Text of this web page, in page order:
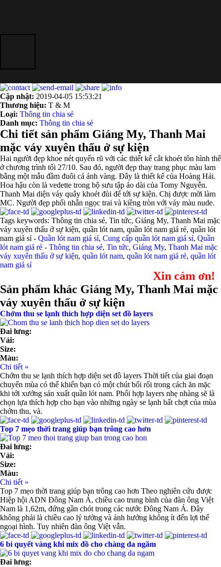
Cập nhật: 2019-04-05 15:53:21
Thương hiệu: T & M
Loại: Thông tin chia sẻ
Danh mục: Thông tin chia sẻ
Chi tiết sản phẩm Giáng My, Thanh Mai
mặc váy xuyên thấu ở sự kiện
Hai người đẹp khoe nét quyến rũ với các thiết kế cắt khoét tôn hình thể
ở chương trình tối 27/10. Sau đó, người đẹp thay trang phục màu lam
bằng một mẫu đầm đuôi cá ánh vàng. Đây là thiết kế của Hoàng Hải.
Hoa hậu còn là vedette trong bộ sưu tập áo dài của Tomy Nguyễn.
Thanh Mai diện váy quây khoét đùi để tới sự kiện. Chị được mời làm
MC. Người đẹp phối nhẫn ngọc trai và kiềng tròn với váy màu nude.
Tags keywords: Thông tin chia sẻ, Tin tức, Giáng My, Thanh Mai mặc
váy xuyên thấu ở sự kiện, quần lót nam, quần lót nam giá rẻ, quần lót
nam giá sỉ - Quần lót nam giá sỉ, Cung cấp quần lót nam giá sỉ, Quần
lót nam giá rẻ - Thông tin chia sẻ, Tin tức, Giáng My, Thanh Mai mặc
váy xuyên thấu ở sự kiện, quần lót nam, quần lót nam giá rẻ, quần lót
nam giá sỉ
Xin cám ơn!
Sản phẩm khác Giáng My, Thanh Mai mặc
váy xuyên thấu ở sự kiện
Chớm thu se lạnh thích hợp diện set đồ layers
Đai lưng:
Vải:
Size:
Màu:
Chi tiết »
Chớm thu se lạnh thích hợp diện set đồ layers Thời tiết của giai đoạn
chuyển mùa có thể khiến bạn có một chút bối rối trong cách ăn mặc
khi tới xưởng sản xuất quần lót nam. Phối hợp layers nhẹ nhàng sẽ là
chọn lựa thích hợp cho bạn vào những ngày se lạnh bất chợt của mùa
chớm thu, và.
Top 7 mẹo thời trang giúp bạn trông cao hơn
Đai lưng:
Vải:
Size:
Màu:
Chi tiết »
Top 7 mẹo thời trang giúp bạn trông cao hơn Theo nghiên cứu được
Hiệp hội ADN Đông Nam Á, chiều cao trung bình của đàn ông Việt
Nam là 1,62m, đứng gần chót trong các nước Đông Nam Á. Đây
không phải là chiều cao lý tưởng và ảnh hưởng không ít đến lợi thế
ngoại hình. Tuy nhiên đàn ông Việt vẫn.
6 bí quyết vàng khi mix đồ cho chàng da ngăm
Đai lưng: